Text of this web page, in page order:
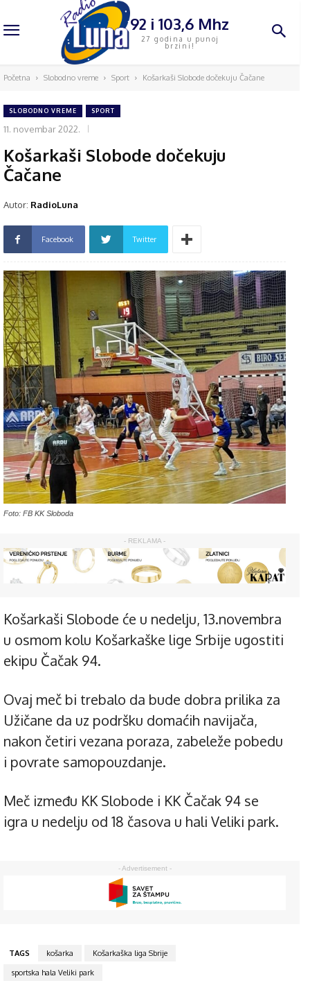
92 i 103,6 Mhz
27 godina u punoj
brzini!
Početna Slobodno vreme Sport Košarkaši Slobode dočekuju Čačane
SLOBODNO VREME SPORT
11. novembar 2022.
Košarkaši Slobode dočekuju
Čačane
Autor: RadioLuna
Facebook Twitter
Foto: FB KK Sloboda
- REKLAMA -
Košarkaši Slobode će u nedelju, 13.novembra
u osmom kolu Košarkaške lige Srbije ugostiti
ekipu Čačak 94.
Ovaj meč bi trebalo da bude dobra prilika za
Užičane da uz podršku domaćih navijača,
nakon četiri vezana poraza, zabeleže pobedu
i povrate samopouzdanje.
Meč između KK Slobode i KK Čačak 94 se
igra u nedelju od 18 časova u hali Veliki park.
- Advertisement -
TAGS košarka
Košarkaška liga Sbrije
sportska hala Veliki park